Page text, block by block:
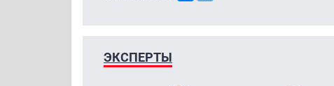
ЭКСПЕРТЫ